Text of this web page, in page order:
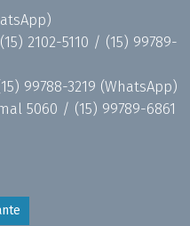
(15) 2102-5110 / (15) 99789-
99788-3219 (WhatsApp)
5060 / (15) 99789-6861